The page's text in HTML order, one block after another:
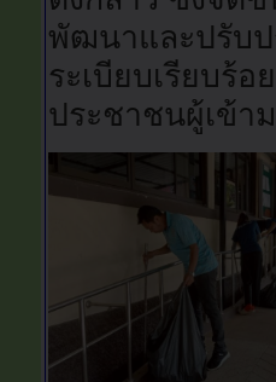
พัฒนาและปรับ
ระเบียบเรียบร้
ประชาชนผู้เข้า